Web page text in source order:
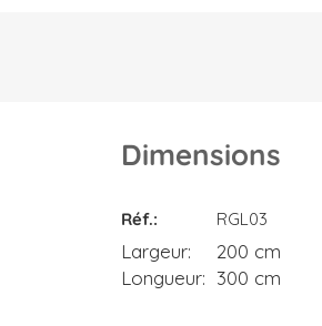
Dimensions
Dimensions
Réf. RGL03
Largeur
200 cm
Longueur
300 cm